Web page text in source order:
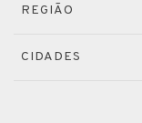
REGIÃO
CIDADES